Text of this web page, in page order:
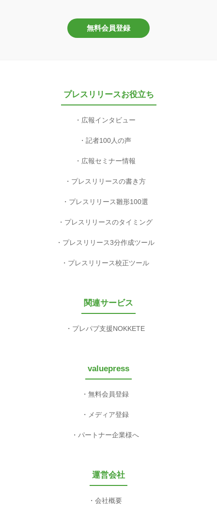
無料会員登録
プレスリリースお役立ち
広報インタビュー
記者100人の声
広報セミナー情報
プレスリリースの書き方
プレスリリース雛形100選
プレスリリースのタイミング
プレスリリース3分作成ツール
プレスリリース校正ツール
関連サービス
プレパブ支援NOKKETE
valuepress
無料会員登録
メディア登録
パートナー企業様へ
運営会社
会社概要